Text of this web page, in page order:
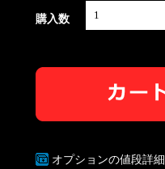
購入数
オプションの値段詳細